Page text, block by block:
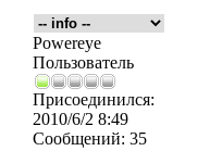
Powereye
Пользователь
Присоединился:
2010/6/2 8:49
Сообщений: 35